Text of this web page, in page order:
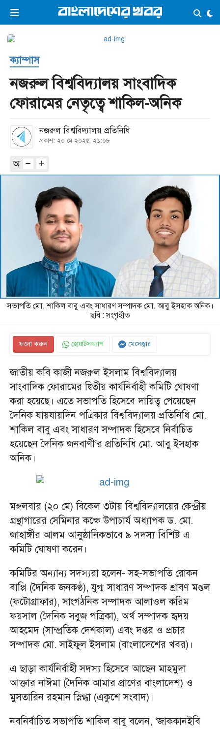
ভিডিও ই-পেপার লগইন ×
প্রচ্ছদ
সর্বশেষ
সব বিভাগ
কনভার্টার
ক্যাম্পাস
নজরুল বিশ্ববিদ্যালয় সাংবাদিক
ফোরামের নেতৃত্বে শাকিল-অনিক
নজরুল বিশ্ববিদ্যালয় প্রতিনিধি
প্রকাশ: ২০ মে ২০২৫, ২১:০৮
অ
সভাপতি মো. শাকিল বাবু এবং সাধারণ সম্পাদক মো. আবু ইসহাক অনিক।
ছবি : সংগৃহীত
ফলো করুন হোয়াটসঅ্যাপ মেসেঞ্জার
জাতীয় কবি কাজী নজরুল ইসলাম বিশ্ববিদ্যালয়
সাংবাদিক ফোরামের দ্বিতীয় কার্যনির্বাহী কমিটি ঘোষণা
করা হয়েছে। এতে সভাপতি হিসেবে দায়িত্ব পেয়েছেন
দৈনিক যায়যায়দিন পত্রিকার বিশ্ববিদ্যালয় প্রতিনিধি মো.
শাকিল বাবু এবং সাধারণ সম্পাদক হিসেবে নির্বাচিত
হয়েছেন দৈনিক জনবাণী’র প্রতিনিধি মো. আবু ইসহাক
অনিক।
মঙ্গলবার (২০ মে) বিকেল ৩টায় বিশ্ববিদ্যালয়ের কেন্দ্রীয়
গ্রন্থাগারের সেমিনার কক্ষে উপাচার্য অধ্যাপক ড. মো.
জাহাঙ্গীর আলম আনুষ্ঠানিকভাবে ৯ সদস্য বিশিষ্ট এ
কমিটি ঘোষণা করেন।
কমিটির অন্যান্য সদস্যরা হলেন- সহ-সভাপতি রোকন
বাপ্পি (দৈনিক জনকণ্ঠ), যুগ্ম সাধারণ সম্পাদক শ্রাবণ মণ্ডল
(ফটোগ্রাফার), সাংগঠনিক সম্পাদক আলাওল করিম
ফয়সাল (দৈনিক সবুজ পত্রিকা), অর্থ সম্পাদক হৃদয়
আহমেদ (সাম্প্রতিক দেশকাল) এবং দপ্তর ও প্রচার
সম্পাদক মো. সাইফুল ইসলাম (বাংলাদেশের খবর)।
এ ছাড়া কার্যনির্বাহী সদস্য হিসেবে আছেন মাহমুদা
আক্তার নাঈমা (দৈনিক আমার প্রাণের বাংলাদেশ) ও
মুসতারিন রহমান স্নিগ্ধা (একুশে সংবাদ)।
নবনির্বাচিত সভাপতি শাকিল বাবু বলেন, ‘জাককানইবি